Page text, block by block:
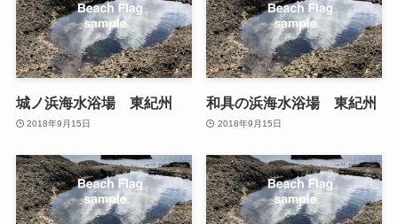
城ノ浜海水浴場 東紀州
2018年9月15日
和具の浜海水浴場 東紀州
2018年9月15日